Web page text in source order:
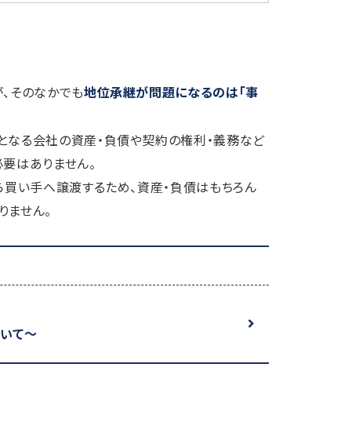
そのなかでも地位承継が問題になるのは「事
る会社の資産・負債や契約の権利・義務など
はありません。
い手へ譲渡するため、資産・負債はもちろん
せん。
て～